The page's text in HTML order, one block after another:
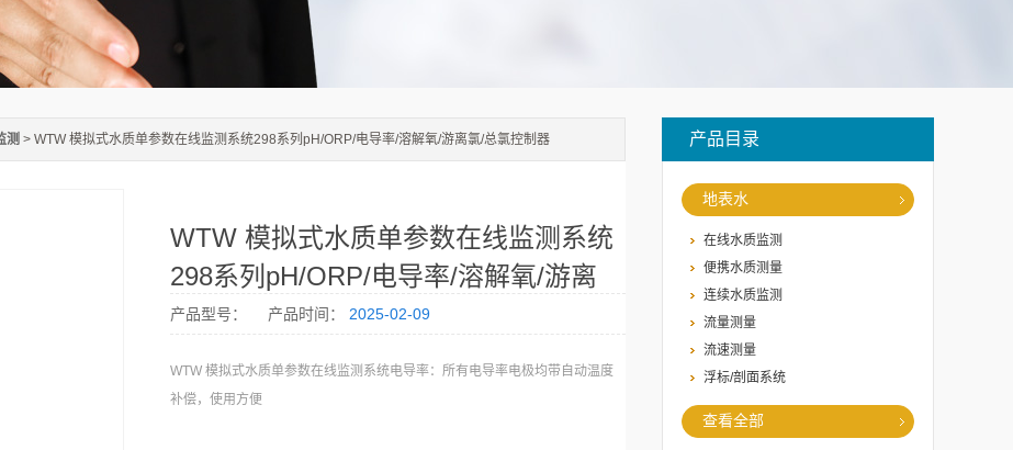
产品目录
地表水
在线水质监测
便携水质测量
连续水质监测
流量测量
流速测量
浮标/剖面系统
查看全部
测 > WTW 模拟式水质单参数在线监测系统298系列pH/ORP/电导率/溶解氧/游离氯/总氯控制器
WTW 模拟式水质单参数在线监测系统
298系列pH/ORP/电导率/溶解氧/游离
氯/总氯控制器
产品型号： 产品时间： 2025-02-09
WTW 模拟式水质单参数在线监测系统电导率：所有电导率电极均带自动温度
补偿，使用方便